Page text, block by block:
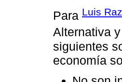
Para Luis
Alternativa
siguientes
economía